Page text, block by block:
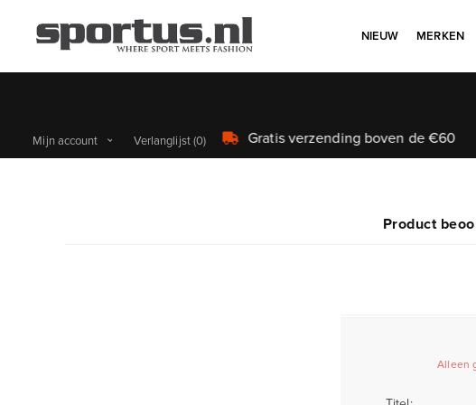
NIEUW MERKEN
Mijn account Verlanglijst(0)
Product
Alleen